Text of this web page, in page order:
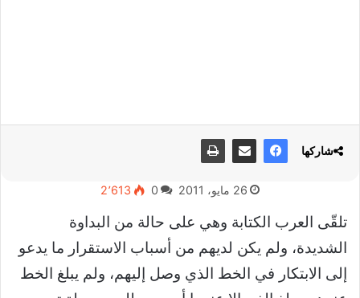
26 مايو، 2011 0 2٬613
تلقّى العرب الكتابة وهي على حالة من البداوة
الشديدة، ولم يكن لديهم من أسباب الاستقرار ما يدعو
إلى الابتكار في الخط الذي وصل إليهم، ولم يبلغ الخط
شاركها